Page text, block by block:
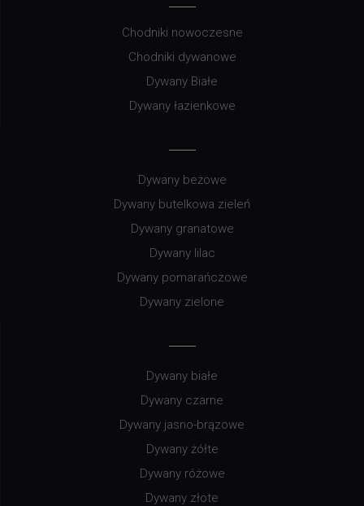
Chodniki nowoczesne
Chodniki dywanowe
Dywany Białe
Dywany łazienkowe
Dywany beżowe
Dywany butelkowa zieleń
Dywany granatowe
Dywany lilac
Dywany pomarańczowe
Dywany zielone
Dywany białe
Dywany czarne
Dywany jasno-brązowe
Dywany żółte
Dywany różowe
Dywany złote